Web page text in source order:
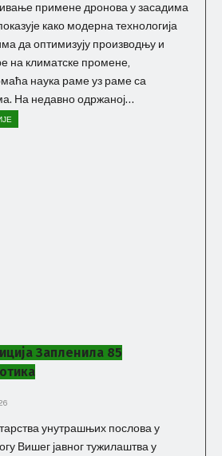
примене дронова у засадима
како модерна технологија
да оптимизују производњу и
на климатске промене,
наука раме уз раме са
На недавно одржаној...
Запленила 85
унутрашњих послова у
Вишег јавног тужилаштва у